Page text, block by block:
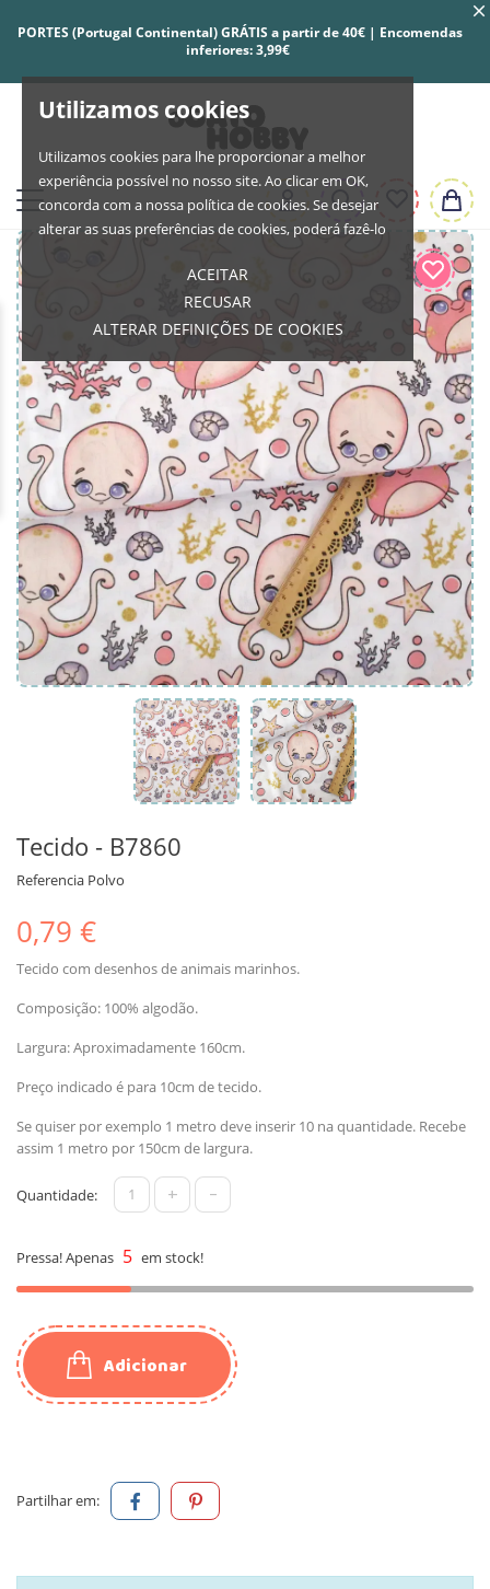
Utilizamos cookies
Utilizamos cookies para lhe proporcionar a melhor
experiência possível no nosso site. Ao clicar em OK,
concorda com a nossa política de cookies. Se desejar
alterar as suas preferências de cookies, poderá fazê-lo
ACEITAR
RECUSAR
ALTERAR DEFINIÇÕES DE COOKIES
PORTES (Portugal Continental) GRÁTIS a partir de 40€ | Encomendas
inferiores: 3,99€
Tecido - B7860
Referencia Polvo
0,79 €
Tecido com desenhos de animais marinhos.
Composição: 100% algodão.
Largura: Aproximadamente 160cm.
Preço indicado é para 10cm de tecido.
Se quiser por exemplo 1 metro deve inserir 10 na quantidade. Recebe
assim 1 metro por 150cm de largura.
Quantidade: + -
Pressa! Apenas 5 em stock!
Adicionar
Partilhar em: